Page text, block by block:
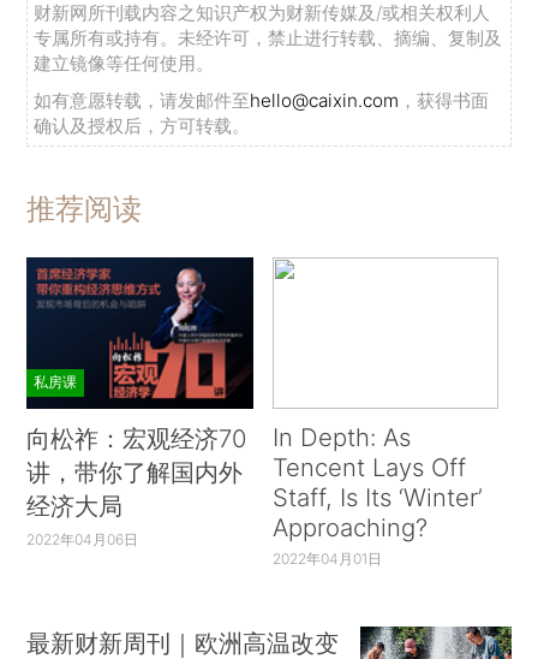
财新网所刊载内容之知识产权为财新传媒及/或相关权利人
专属所有或持有。未经许可，禁止进行转载、摘编、复制及
建立镜像等任何使用。
如有意愿转载，请发邮件至hello@caixin.com ，获得书面
确认及授权后，方可转载。
推荐阅读
私房课
向松祚：宏观经济70
讲，带你了解国内外
经济大局
2022年04月06日
In Depth: As
Tencent Lays Off
Staff, Is Its ‘Winter’
Approaching?
2022年04月01日
最新财新周刊｜欧洲高温改变